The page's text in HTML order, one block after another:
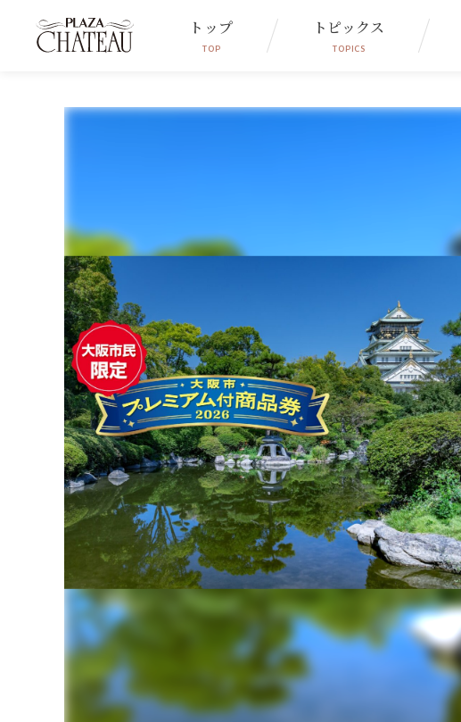
トップ
TOP
トピックス
TOPICS